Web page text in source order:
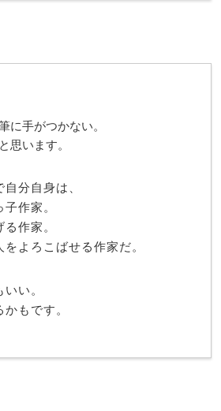
に手がつかない。
思います。
分自身は、
作家。
作家。
よろこばせる作家だ。
い。
もです。